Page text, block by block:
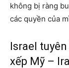
không bị ràng
các quyền của
Israel
xếp Mỹ –